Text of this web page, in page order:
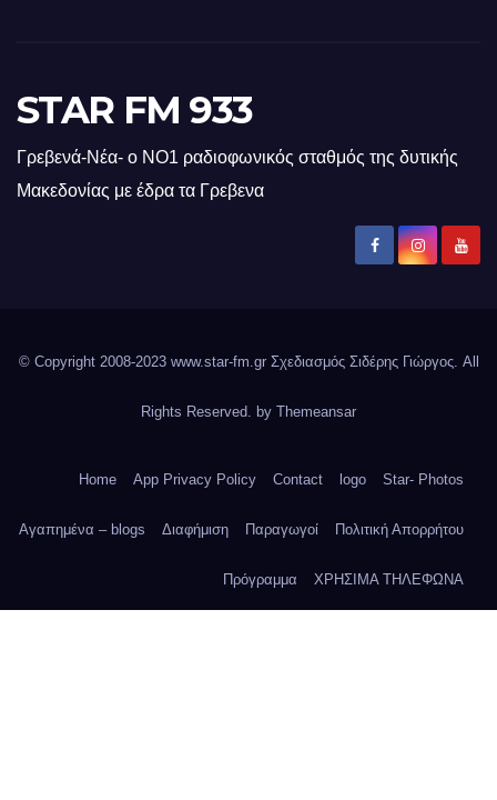
STAR FM 933
Γρεβενά-Νέα- ο ΝΟ1 ραδιοφωνικός σταθμός της δυτικής
Μακεδονίας με έδρα τα Γρεβενα
© Copyright 2008-2023 www.star-fm.gr Σχεδιασμός Σιδέρης Γιώργος. All
Rights Reserved. by Themeansar
Home App Privacy Policy Contact logo Star- Photos
Αγαπημένα – blogs Διαφήμιση Παραγωγοί Πολιτική Απορρήτου
Πρόγραμμα ΧΡΗΣΙΜΑ ΤΗΛΕΦΩΝΑ